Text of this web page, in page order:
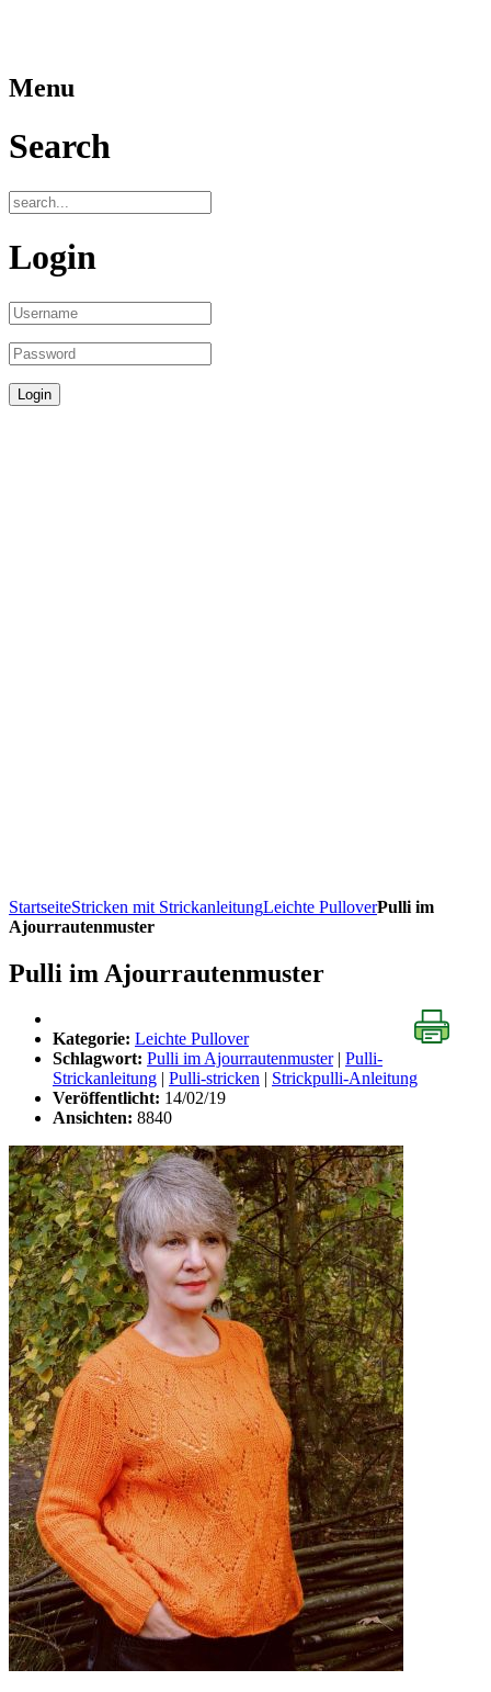
Menu
Search
Login
StartseiteStricken mit StrickanleitungLeichte PulloverPulli im
Ajourrautenmuster
Pulli im Ajourrautenmuster
Kategorie: Leichte Pullover
Schlagwort: Pulli im Ajourrautenmuster| Pulli-
Strickanleitung
Pulli-stricken
Strickpulli-Anleitung
Veröffentlicht: 14/02/19
Ansichten: 8840